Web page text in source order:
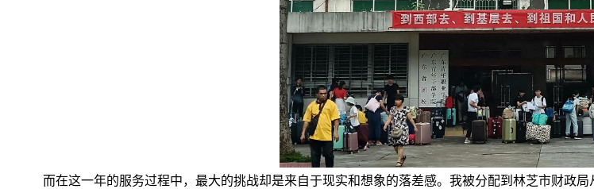
而在这一年的服务过程中，最大的挑战却是来自于现实和想象的落差感。我被分配到林芝市财政